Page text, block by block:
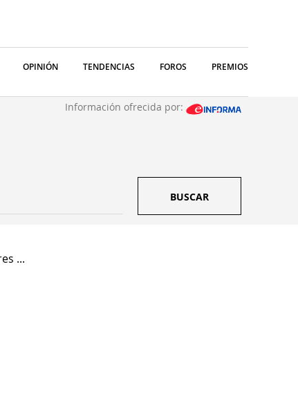
OPINIÓN TENDENCIAS FOROS PREMIOS
Información ofrecida por:
BUSCAR
...